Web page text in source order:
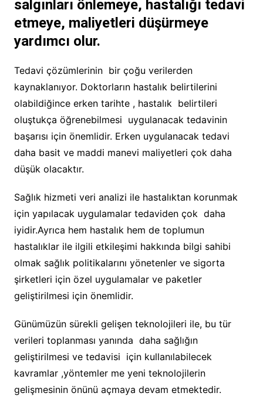
salgınları önlemeye, hastalığı tedavi
etmeye, maliyetleri düşürmeye
yardımcı olur.
Tedavi çözümlerinin bir çoğu verilerden
kaynaklanıyor. Doktorların hastalık belirtilerini
olabildiğince erken tarihte , hastalık belirtileri
oluştukça öğrenebilmesi uygulanacak tedavinin
başarısı için önemlidir. Erken uygulanacak tedavi
daha basit ve maddi manevi maliyetleri çok daha
düşük olacaktır.
Sağlık hizmeti veri analizi ile hastalıktan korunmak
için yapılacak uygulamalar tedaviden çok daha
iyidir.Ayrıca hem hastalık hem de toplumun
hastalıklar ile ilgili etkileşimi hakkında bilgi sahibi
olmak sağlık politikalarını yönetenler ve sigorta
şirketleri için özel uygulamalar ve paketler
geliştirilmesi için önemlidir.
Günümüzün sürekli gelişen teknolojileri ile, bu tür
verileri toplanması yanında daha sağlığın
geliştirilmesi ve tedavisi için kullanılabilecek
kavramlar ,yöntemler me yeni teknolojilerin
gelişmesinin önünü açmaya devam etmektedir.